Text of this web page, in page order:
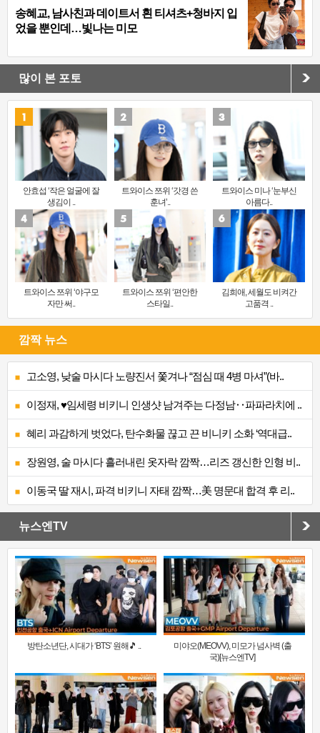
송혜교, 남사친과 데이트서 흰 티셔츠+청바지 입
었을 뿐인데…빛나는 미모
많이 본 포토
안효섭 ‘작은 얼굴에 잘
생김이 ..
트와이스 쯔위 ‘갓경 쓴
훈녀’..
트와이스 미나 ‘눈부신
아름다..
트와이스 쯔위 ‘야구모
자만 써..
트와이스 쯔위 ‘편안한
스타일..
김희애, 세월도 비켜간
고품격 ..
깜짝 뉴스
고소영, 낮술 마시다 노량진서 쫓겨나 “점심 때 4병 마셔”(바..
이정재, ♥임세령 비키니 인생샷 남겨주는 다정남‥파파라치에 ..
혜리 과감하게 벗었다, 탄수화물 끊고 끈 비니키 소화 ‘역대급..
장원영, 술 마시다 흘러내린 옷자락 깜짝…리즈 갱신한 인형 비..
이동국 딸 재시, 파격 비키니 자태 깜짝…美 명문대 합격 후 리..
뉴스엔TV
방탄소년단, 시대가 ‘BTS’ 원해🎵 ..
미야오(MEOVV), 미모가 넘사벽 (출
국)[뉴스엔TV]